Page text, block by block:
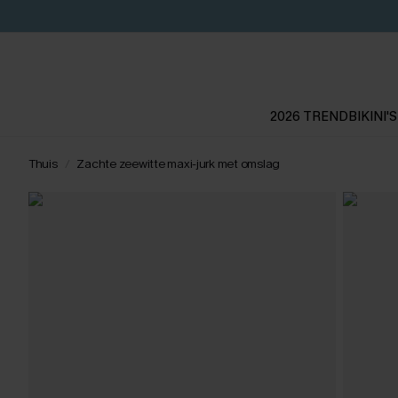
2026 TRENDBIKINI'S
Thuis Zachte zeewitte maxi-jurk met omslag